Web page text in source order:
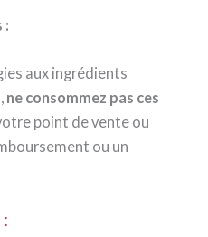
:
aux ingrédients
ne consommez pas ces
point de vente ou
ou un